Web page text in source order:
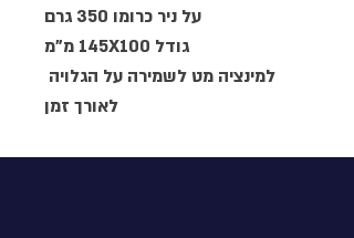
על ניר כרומו 350 גרם
גודל 145X100 מ"מ
למינציה מט לשמירה על הגלויה
לאורך זמן